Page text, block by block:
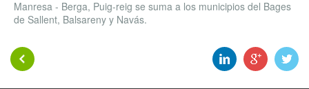
Manresa - Berga, Puig-reig se suma a los municipios del Bages
de Sallent, Balsareny y Navás.